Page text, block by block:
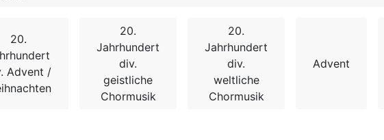
20.
Advent /
20.
Jahrhundert
div.
geistliche
Chormusik
20.
Jahrhundert
div.
weltliche
Chormusik
Advent